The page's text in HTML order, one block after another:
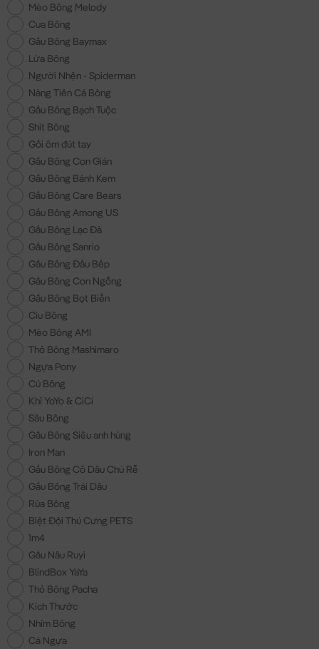
Mèo Bông Melody
Cua Bông
Gấu Bông Baymax
Lừa Bông
Người Nhện - Spiderman
Nàng Tiên Cá Bông
Gấu Bông Bạch Tuộc
Shit Bông
Gối ôm đút tay
Gấu Bông Con Gián
Gấu Bông Bánh Kem
Gấu Bông Care Bears
Gấu Bông Among US
Gấu Bông Lạc Đà
Gấu Bông Sanrio
Gấu Bông Đầu Bếp
Gấu Bông Con Ngỗng
Gấu Bông Bọt Biển
Ciu Bông
Mèo Bông AMI
Thỏ Bông Mashimaro
Ngựa Pony
Cú Bông
Khỉ YoYo & CiCi
Sâu Bông
Gấu Bông Siêu anh hùng
Iron Man
Gấu Bông Cô Dâu Chú Rễ
Gấu Bông Trái Dâu
Rùa Bông
Biệt Đội Thú Cưng PETS
1m4
Gấu Nâu Ruyi
BlindBox YaYa
Thỏ Bông Pacha
Kích Thước
Nhím Bông
Cá Ngựa